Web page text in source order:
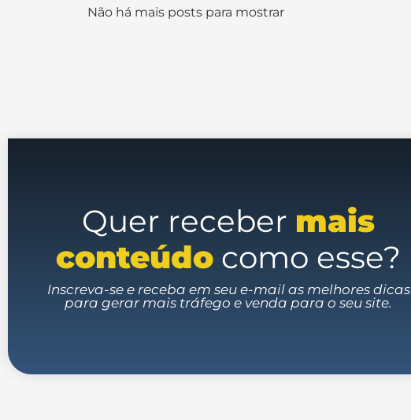
Não há mais posts para mostrar
Quer receber mais
conteúdo como esse?
Inscreva-se e receba em seu e-mail as melhores dicas
para gerar mais tráfego e venda para o seu site.